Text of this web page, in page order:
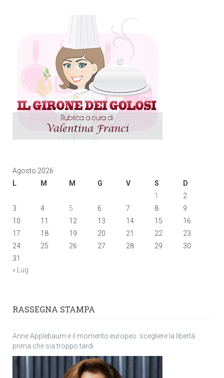
Agosto 2026
L
M M G V S
D
1
2
3
4 5 6 7 8
9
10
11 12 13 14 15
16
17
18 19 20 21 22
23
24
25 26 27 28 29
30
31
« Lug
RASSEGNA STAMPA
Anne Applebaum e il momento europeo: scegliere la libertà
prima che sia troppo tardi